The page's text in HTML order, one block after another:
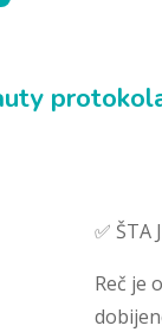
✅ ŠTA
Reč je